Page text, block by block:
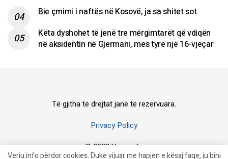
Bie çmimi i naftës në Kosovë, ja sa shitet sot
Këta dyshohet të jenë tre mërgimtarët që vdiqën
në aksidentin në Gjermani, mes tyre një 16-vjeçar
Të gjitha të drejtat janë të rezervuara.
Privacy Policy
© 2023 Veriu.info
Veriu.info përdor cookies. Duke vijuar me hapjen e kësaj faqe, ju bini